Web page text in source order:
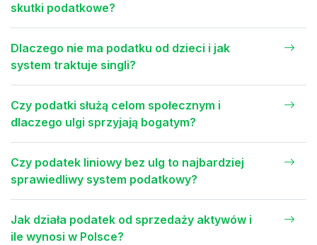
skutki podatkowe?
Dlaczego nie ma podatku od dzieci i jak
system traktuje singli?
Czy podatki służą celom społecznym i
dlaczego ulgi sprzyjają bogatym?
Czy podatek liniowy bez ulg to najbardziej
sprawiedliwy system podatkowy?
Jak działa podatek od sprzedaży aktywów i
ile wynosi w Polsce?